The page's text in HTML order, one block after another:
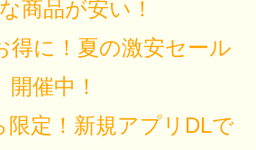
商品が安い！
得に！夏の激安セール
開催中！
定！新規アプリDLで